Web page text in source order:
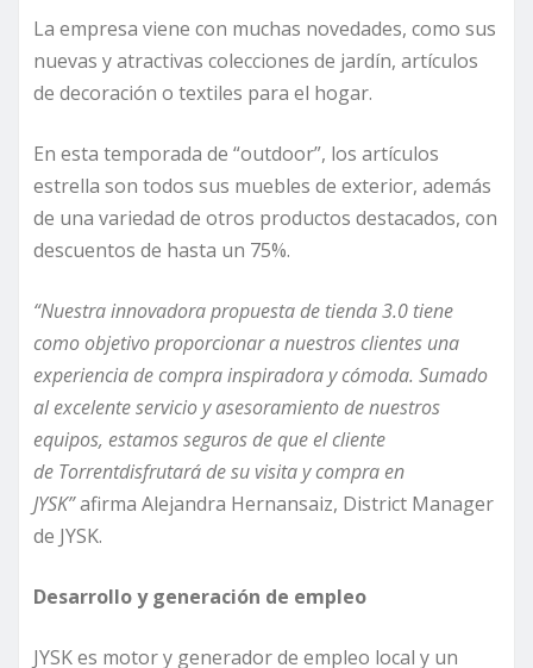
La empresa viene con muchas novedades, como sus
nuevas y atractivas colecciones de jardín, artículos
de decoración o textiles para el hogar.
En esta temporada de “outdoor”, los artículos
estrella son todos sus muebles de exterior, además
de una variedad de otros productos destacados, con
descuentos de hasta un 75%.
“Nuestra innovadora propuesta de tienda 3.0 tiene
como objetivo proporcionar a nuestros clientes una
experiencia de compra inspiradora y cómoda. Sumado
al excelente servicio y asesoramiento de nuestros
equipos, estamos seguros de que el cliente
de Torrentdisfrutará de su visita y compra en
JYSK”afirma Alejandra Hernansaiz, District Manager
de JYSK.
Desarrollo y generación de empleo
JYSK es motor y generador de empleo local y un